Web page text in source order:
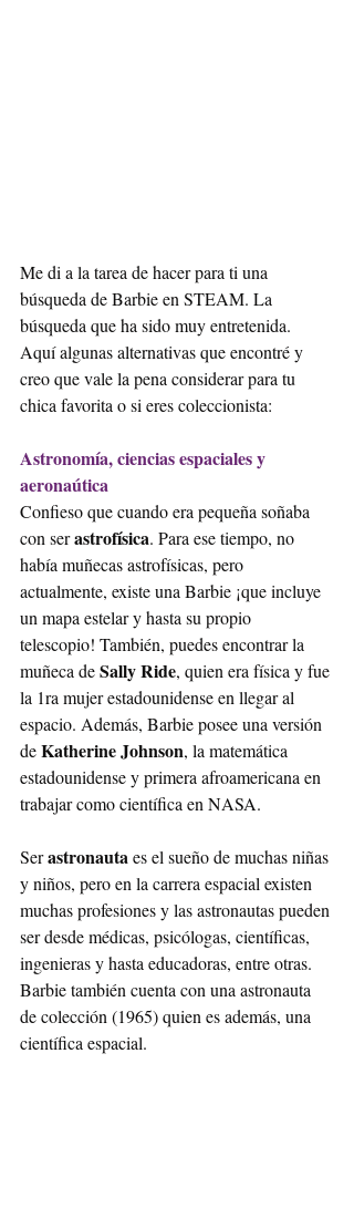
Me di a la tarea de hacer para ti una
búsqueda de Barbie en STEAM. La
búsqueda que ha sido muy entretenida.
Aquí algunas alternativas que encontré y
creo que vale la pena considerar para tu
chica favorita o si eres coleccionista:
Astronomía, ciencias espaciales y
aeronaútica
Confieso que cuando era pequeña soñaba
con ser astrofísica. Para ese tiempo, no
había muñecas astrofísicas, pero
actualmente, existe una Barbie ¡que incluye
un mapa estelar y hasta su propio
telescopio! También, puedes encontrar la
muñeca de Sally Ride, quien era física y fue
la 1ra mujer estadounidense en llegar al
espacio. Además, Barbie posee una versión
de Katherine Johnson, la matemática
estadounidense y primera afroamericana en
trabajar como científica en NASA.
Ser astronauta es el sueño de muchas niñas
y niños, pero en la carrera espacial existen
muchas profesiones y las astronautas pueden
ser desde médicas, psicólogas, científicas,
ingenieras y hasta educadoras, entre otras.
Barbie también cuenta con una astronauta
de colección (1965) quien es además, una
científica espacial.